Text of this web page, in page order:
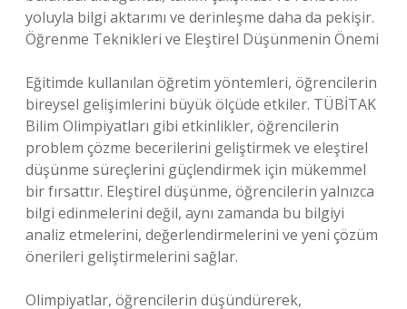
yoluyla bilgi aktarımı ve derinleşme daha da pekişir.
Öğrenme Teknikleri ve Eleştirel Düşünmenin Önemi
Eğitimde kullanılan öğretim yöntemleri, öğrencilerin
bireysel gelişimlerini büyük ölçüde etkiler. TÜBİTAK
Bilim Olimpiyatları gibi etkinlikler, öğrencilerin
problem çözme becerilerini geliştirmek ve eleştirel
düşünme süreçlerini güçlendirmek için mükemmel
bir fırsattır. Eleştirel düşünme, öğrencilerin yalnızca
bilgi edinmelerini değil, aynı zamanda bu bilgiyi
analiz etmelerini, değerlendirmelerini ve yeni çözüm
önerileri geliştirmelerini sağlar.
Olimpiyatlar, öğrencilerin düşündürerek,